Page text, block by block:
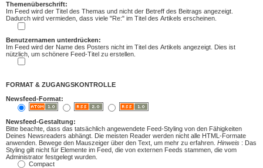
Themenüberschrift:
Im Feed wird der Titel des Themas und nicht der Betreff des Beitrags angezeigt.
Dadurch wird vermieden, dass viele "Re:" im Titel des Artikels erscheinen.
Benutzernamen unterdrücken:
Im Feed wird der Name des Posters nicht im Titel des Artikels angezeigt. Dies ist
nützlich, um schönere Feed-Titel zu erstellen.
FORMAT & ZUGANGSKONTROLLE
Newsfeed-Format:
Newsfeed-Gestaltung:
Bitte beachte, dass das tatsächlich angewendete Feed-Styling von den Fähigkeiten
Deines Newsreaders abhängt. Die meisten Reader werden nicht alle HTML-Formate
anwenden. Bewege den Mauszeiger über den Text, um mehr zu erfahren. Hinweis : Das
Styling gilt nicht für Elemente im Feed, die von externen Feeds stammen, die vom
Administrator festgelegt wurden.
Compact